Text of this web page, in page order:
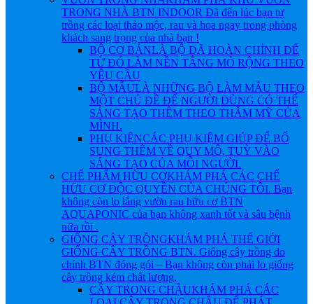
TRONG NHÀ BTN INDOOR Đã đến lúc bạn tự
trồng các loại thảo mộc, rau và hoa ngay trong phòng
khách sang trọng của nhà bạn !
BỘ CƠ BẢNLÀ BỘ ĐÃ HOÀN CHỈNH ĐỂ
TỪ ĐÓ LÀM NỀN TẲNG MỎ RỘNG THEO
YÊU CẦU
BỘ MẪULÀ NHỮNG BỘ LÀM MẪU THEO
MỘT CHỦ ĐỀ ĐỂ NGƯỜI DÙNG CÓ THỂ
SÁNG TẠO THÊM THEO THẪM MỸ CỦA
MÌNH.
PHỤ KIỆNCÁC PHỤ KIỆM GIÚP ĐỂ BỔ
SUNG THÊM VỀ QUY MÔ, TUỲ VÀO
SÁNG TẠO CỦA MỖI NGƯỜI.
CHẾ PHẨM HỮU CƠKHÁM PHÁ CÁC CHẾ
HỮU CƠ ĐỘC QUYỀN CỦA CHÚNG TÔI. Bạn
không còn lo lắng vườn rau hữu cơ BTN
AQUAPONIC của bạn không xanh tốt và sâu bệnh
nữa rồi .
GIỐNG CÂY TRỒNGKHÁM PHÁ THẾ GIỚI
GIỐNG CÂY TRỒNG BTN. Giống cây trồng do
chính BTN đóng gói – Bạn không còn phải lo giống
cây trồng kém chất lượng.
CÂY TRONG CHẬUKHÁM PHÁ CÁC